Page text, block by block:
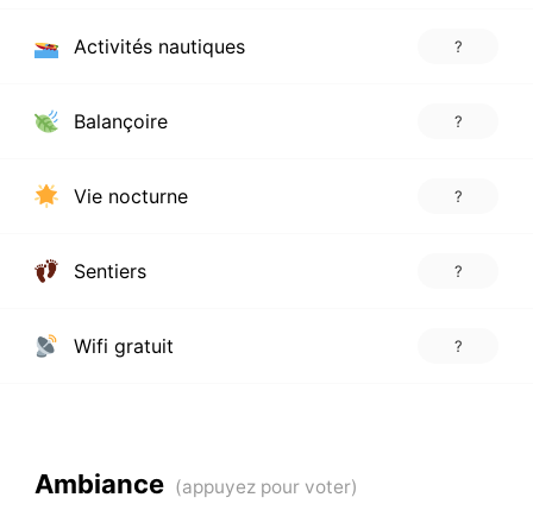
Activités nautiques ?
Balançoire ?
Vie nocturne ?
Sentiers ?
Wifi gratuit ?
Ambiance